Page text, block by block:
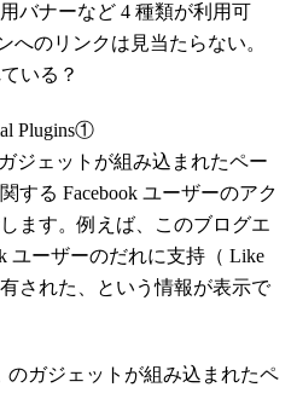
バナーなど 4 種類が利用可
へのリンクは見当たらない。
いる？
Plugins①
ジェットが組み込まれたペー
する Facebook ユーザーのアク
ます。例えば、このブログエ
ユーザーのだれに支持（ Like
された、という情報が表示で
のガジェットが組み込まれたペ